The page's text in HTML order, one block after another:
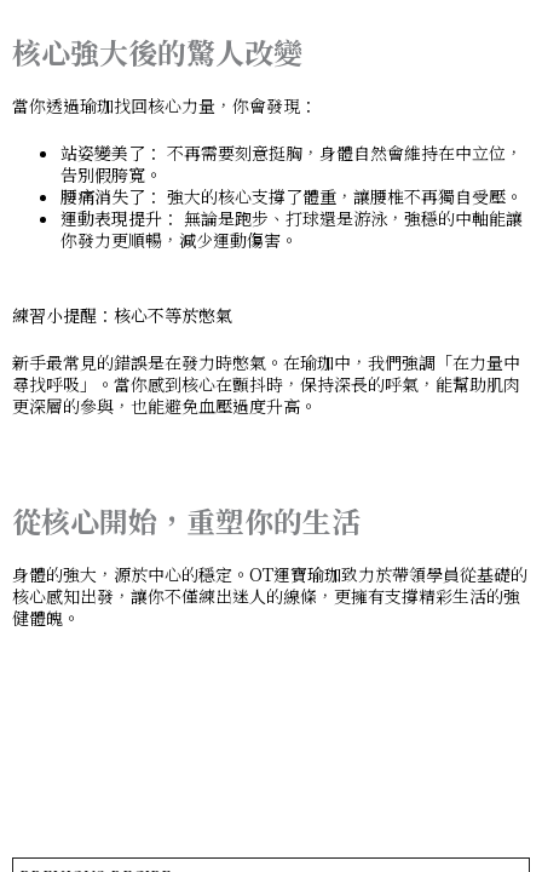
核心強大後的驚人改變
當你透過瑜珈找回核心力量，你會發現：
站姿變美了： 不再需要刻意挺胸，身體自然會維持在中立位，
告別假胯寬。
腰痛消失了： 強大的核心支撐了體重，讓腰椎不再獨自受壓。
運動表現提升： 無論是跑步、打球還是游泳，強穩的中軸能讓
你發力更順暢，減少運動傷害。
練習小提醒：核心不等於憋氣
新手最常見的錯誤是在發力時憋氣。在瑜珈中，我們強調「在力量中
尋找呼吸」。當你感到核心在顫抖時，保持深長的呼氣，能幫助肌肉
更深層的參與，也能避免血壓過度升高。
從核心開始，重塑你的生活
身體的強大，源於中心的穩定。 OT運寶瑜珈致力於帶領學員從基礎的
核心感知出發，讓你不僅練出迷人的線條，更擁有支撐精彩生活的強
健體魄。